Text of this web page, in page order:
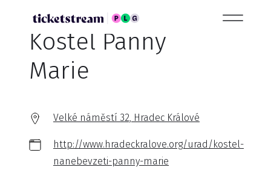
Kostel Panny
Marie
Velké náměstí 32, Hradec Králové
http://www.hradeckralove.org/urad/kostel-
nanebevzeti-panny-marie